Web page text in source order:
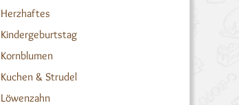
Herzhaftes
Kindergeburtstag
Kornblumen
Kuchen & Strudel
Löwenzahn